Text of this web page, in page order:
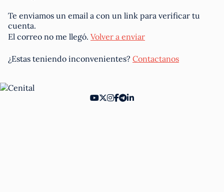
Te enviamos un email a con un link para verificar tu
cuenta.
El correo no me llegó. Volver a enviar
¿Estas teniendo inconvenientes? Contactanos